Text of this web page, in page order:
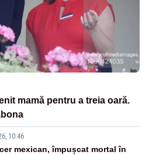
mamă pentru a treia oară.
10:46
mexican, împușcat mortal în